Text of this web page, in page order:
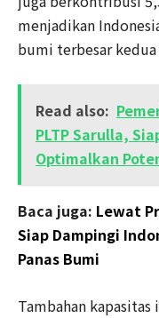
menjadikan
bumi terbesar
Read also:
PLTP Sarulla,
Optimalkan
Baca juga: Lewat
Siap Dampingi
Panas Bumi
Tambahan